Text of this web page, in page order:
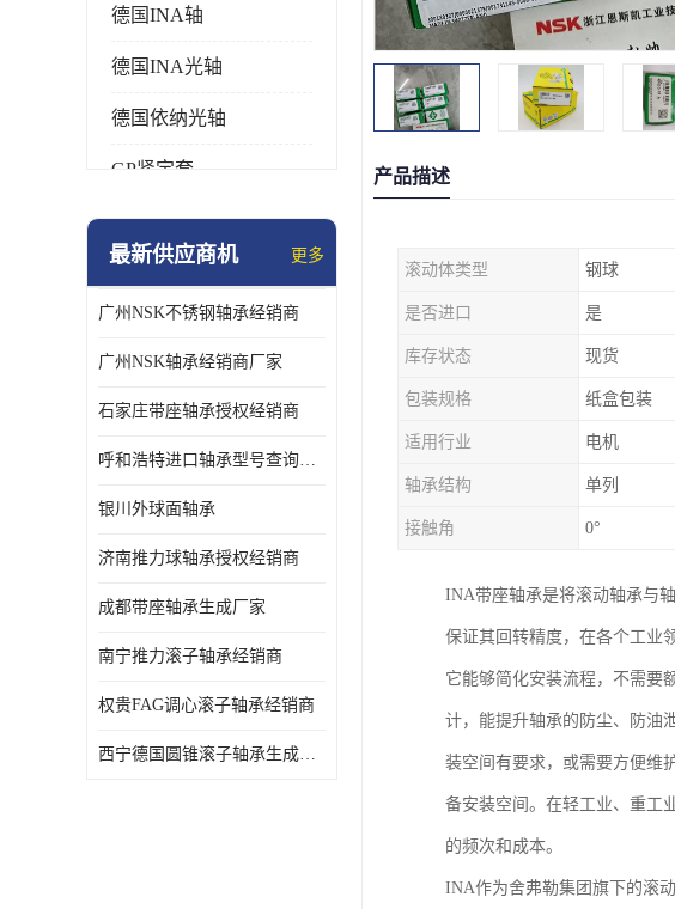
德国INA轴
德国INA光轴
德国依纳光轴
GP紧定套
SKF轴承
日本NSK进口轴承
德国INA进口轴承
最新供应商机 更多
广州NSK不锈钢轴承经销商
广州NSK轴承经销商厂家
石家庄带座轴承授权经销商
呼和浩特进口轴承型号查询授权经销商
银川外球面轴承
济南推力球轴承授权经销商
成都带座轴承生成厂家
南宁推力滚子轴承经销商
权贵FAG调心滚子轴承经销商
西宁德国圆锥滚子轴承生成厂家
产品描述
滚动体类型 钢球
是否进口 是
库存状态 现货
包装规格 纸盒包装
适用行业 电机
轴承结构 单列
接触角 0°
INA带座轴承是将滚动轴承与
保证其回转精度，在各个工业
它能够简化安装流程，不需要
计，能提升轴承的防尘、防油
装空间有要求，或需要方便维
备安装空间。在轻工业、重工
的频次和成本。
INA作为舍弗勒集团旗下的滚